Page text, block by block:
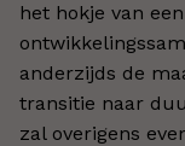
het hokje van
anderzijds de
transitie naar
zal overigens